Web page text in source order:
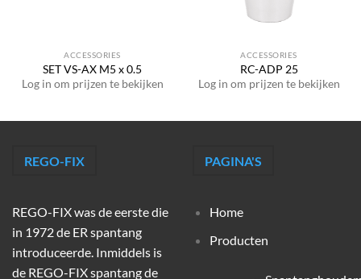
ACCESSORIES
SET VS-AX M5 x 0.5
Log in om prijzen te bekijken
ACCESSORIES
RC-ADP 25
Log in om prijzen te bekijken
REGO-FIX
REGO-FIX was de eerste die
in 1972 de ER spantang
introduceerde. Inmiddels is
de REGO-FIX spantang de
PAGINA'S
Home
Producten